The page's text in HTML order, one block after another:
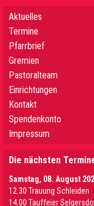
Aktuelles
Termine
Pfarrbrief
Gremien
Pastoralteam
Einrichtungen
Kontakt
Spendenkonto
Impressum
Die nächsten
Samstag, 08. August
12.30 Trauung Schleiden
14.00 Tauffeier